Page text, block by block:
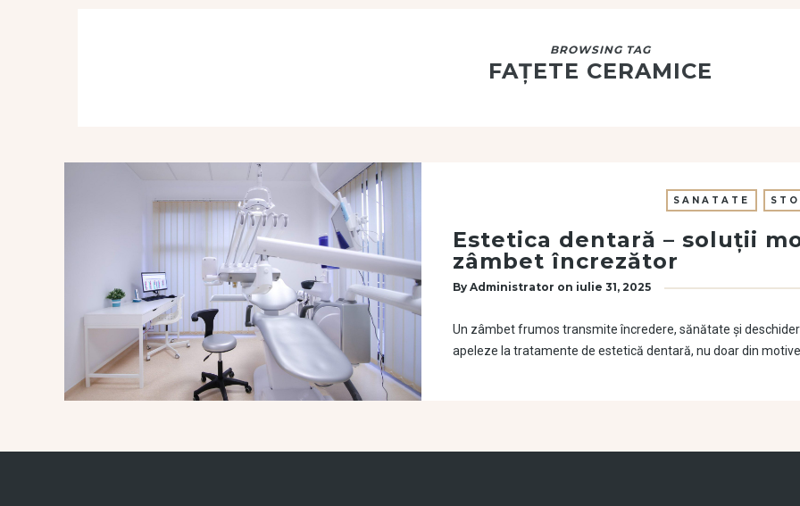
BROWSING TAG
FAȚETE CERAMICE
SANATATE
Estetica dentară – soluții
zâmbet încrezător
By Administrator on iulie 31, 2025
Un zâmbet frumos transmite încredere, sănătate și
apeleze la tratamente de estetică dentară, nu doar din motive